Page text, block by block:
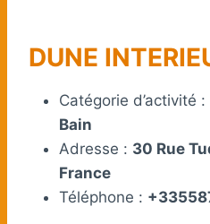
DUNE
Catégorie d’activité :
Bain
Adresse : 30 Rue
France
Téléphone :